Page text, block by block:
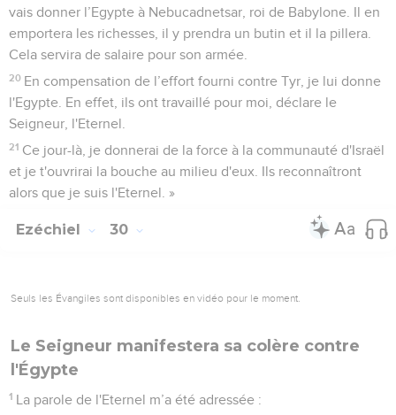
vais donner l’Egypte à Nebucadnetsar, roi de Babylone. Il en
emportera les richesses, il y prendra un butin et il la pillera.
Cela servira de salaire pour son armée.
20 En compensation de l’effort fourni contre Tyr, je lui donne
l'Egypte. En effet, ils ont travaillé pour moi, déclare le
Seigneur, l'Eternel.
21 Ce jour-là, je donnerai de la force à la communauté d'Israël
et je t'ouvrirai la bouche au milieu d'eux. Ils reconnaîtront
alors que je suis l'Eternel. »
Ezéchiel 30
Seuls les Évangiles sont disponibles en vidéo pour le moment.
Le Seigneur manifestera sa colère contre
l'Égypte
1 La parole de l'Eternel m’a été adressée :